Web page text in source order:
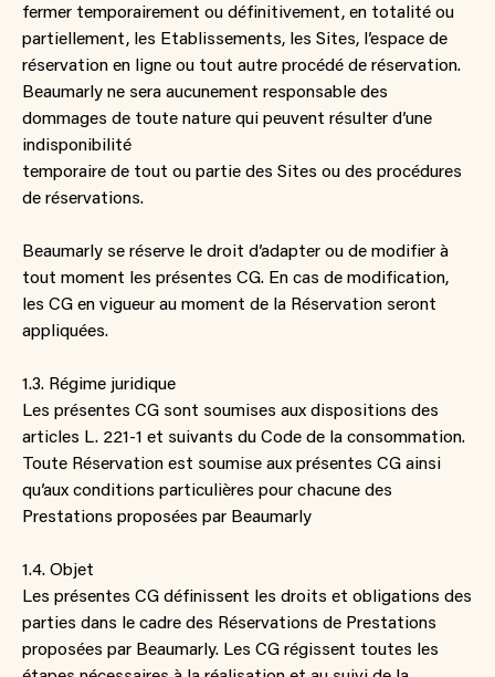
fermer temporairement ou définitivement, en totalité ou
partiellement, les Etablissements, les Sites, l’espace de
réservation en ligne ou tout autre procédé de réservation.
Beaumarly ne sera aucunement responsable des
dommages de toute nature qui peuvent résulter d’une
indisponibilité
temporaire de tout ou partie des Sites ou des procédures
de réservations.
Beaumarly se réserve le droit d’adapter ou de modifier à
tout moment les présentes CG. En cas de modification,
les CG en vigueur au moment de la Réservation seront
appliquées.
1.3. Régime juridique
Les présentes CG sont soumises aux dispositions des
articles L. 221-1 et suivants du Code de la consommation.
Toute Réservation est soumise aux présentes CG ainsi
qu’aux conditions particulières pour chacune des
Prestations proposées par Beaumarly
1.4. Objet
Les présentes CG définissent les droits et obligations des
parties dans le cadre des Réservations de Prestations
proposées par Beaumarly. Les CG régissent toutes les